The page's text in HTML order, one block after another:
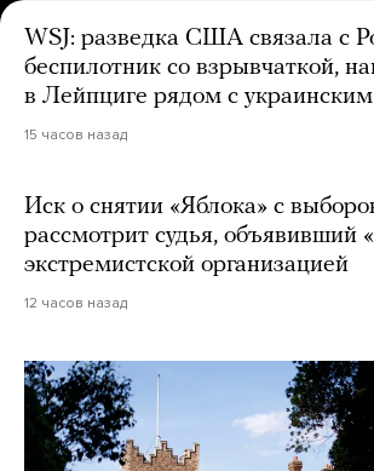
WSJ: разведка США связала с
беспилотник со взрывчаткой,
в Лейпциге рядом с
15 часов назад
Иск о снятии «Яблока» с
рассмотрит судья, объявивший
экстремистской организацией
12 часов назад